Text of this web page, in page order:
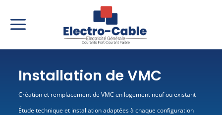
a
Installation de VMC
Création et remplacement de VMC en logement neuf ou existant
Étude technique et installation adaptées à chaque configuration